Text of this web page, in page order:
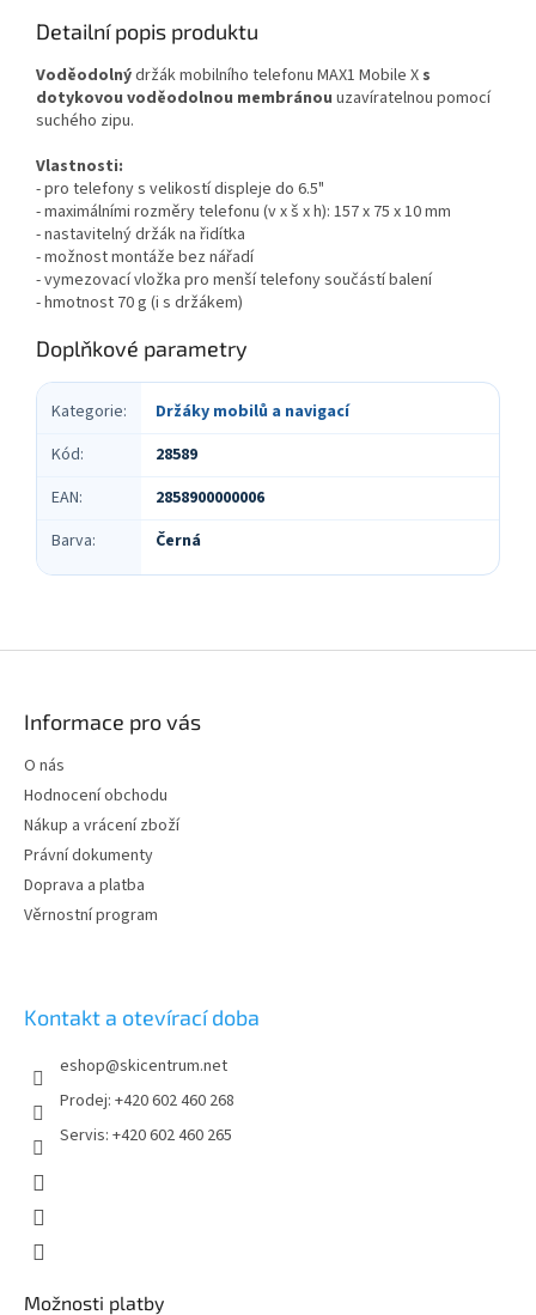
Detailní popis produktu
Voděodolnýdržák mobilního telefonu MAX1 Mobile X s
dotykovou voděodolnou membránou uzavíratelnou pomocí
suchého zipu.
Vlastnosti:
- pro telefony s velikostí displeje do 6.5"
- maximálními rozměry telefonu (v x š x h): 157 x 75 x 10 mm
- nastavitelný držák na řidítka
- možnost montáže bez nářadí
- vymezovací vložka pro menší telefony součástí balení
- hmotnost 70 g (i s držákem)
Doplňkové parametry
Kategorie:
Držáky mobilů a navigací
Kód:
28589
EAN:
2858900000006
Barva: Černá
Informace pro vás
O nás
Hodnocení obchodu
Nákup a vrácení zboží
Právní dokumenty
Doprava a platba
Věrnostní program
Kontakt a otevírací doba
eshop@skicentrum.net
Prodej: +420 602 460 268
Servis: +420 602 460 265
Možnosti platby